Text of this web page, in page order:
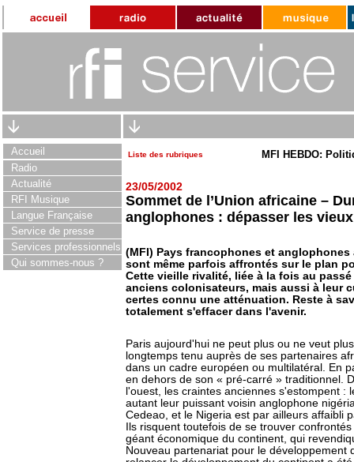
Accueil
Radio
Actualité
RFI Musique
Langue Française
Service de presse
Services professionnels
Qui sommes-nous ?
Liste des rubriques MFI HEBDO:
23/05/2002
Sommet de l’Union africaine –
anglophones : dépasser les
(MFI) Pays francophones et
sont même parfois affrontés sur le plan
Cette vieille rivalité, liée à la fois au
anciens colonisateurs, mais aussi à leur
certes connu une atténuation. Reste à
totalement s'effacer dans l'avenir.
Paris aujourd'hui ne peut plus ou ne veut
longtemps tenu auprès de ses partenaires
dans un cadre européen ou multilatéral. En
en dehors de son « pré-carré » traditionnel.
l'ouest, les craintes anciennes s'estompent :
autant leur puissant voisin anglophone
Cedeao, et le Nigeria est par ailleurs affaibli
Ils risquent toutefois de se trouver
géant économique du continent, qui
Nouveau partenariat pour le développement